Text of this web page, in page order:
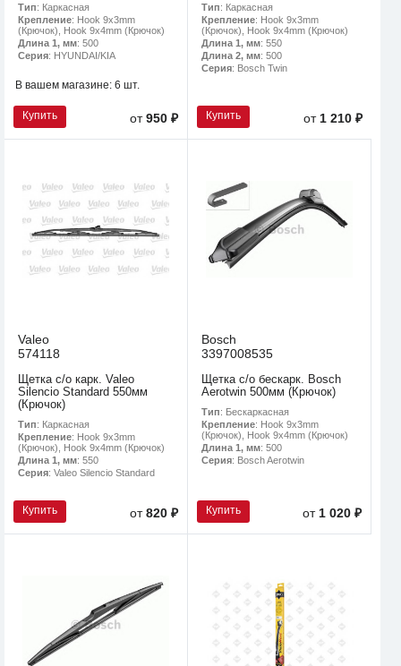
Тип: Каркасная
Крепление: Hook 9x3mm
(Крючок), Hook 9x4mm (Крючок)
Длина 1, мм: 500
Серия: HYUNDAI/KIA
В вашем магазине: 6 шт.
Купить от950 ₽
Тип: Каркасная
Крепление: Hook 9x3mm
(Крючок), Hook 9x4mm (Крючок)
Длина 1, мм: 550
Длина 2, мм: 500
Серия: Bosch Twin
Купить от 1 210 ₽
Valeo
574118
Щетка с/о карк. Valeo
Silencio Standard 550мм
(Крючок)
Тип: Каркасная
Крепление: Hook 9x3mm
(Крючок), Hook 9x4mm (Крючок)
Длина 1, мм: 550
Серия: Valeo Silencio Standard
Купить от820 ₽
Bosch
3397008535
Щетка с/о бескарк. Bosch
Aerotwin 500мм (Крючок)
Тип: Бескаркасная
Крепление: Hook 9x3mm
(Крючок), Hook 9x4mm (Крючок)
Длина 1, мм: 500
Серия: Bosch Aerotwin
Купить от 1 020 ₽